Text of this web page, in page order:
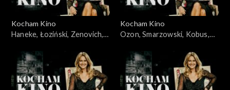
Kocham Kino
Haneke, Łoziński, Zenovich,
Kocham Kino
Ozon, Smarzowski, Kobus,